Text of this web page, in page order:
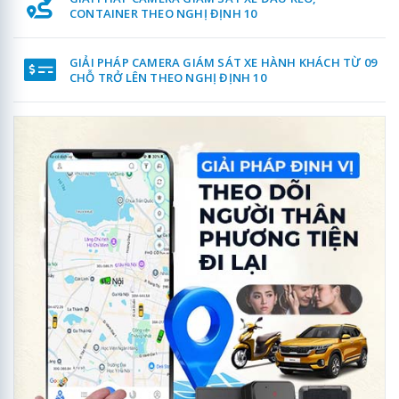
CONTAINER THEO NGHỊ ĐỊNH 10
GIẢI PHÁP CAMERA GIÁM SÁT XE HÀNH KHÁCH TỪ 09
CHỖ TRỞ LÊN THEO NGHỊ ĐỊNH 10